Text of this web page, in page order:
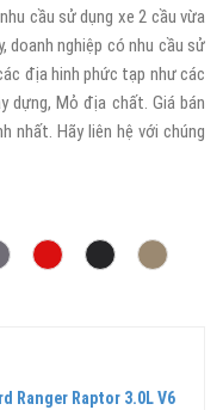
cầu sử dụng xe 2 cầu vừa
doanh nghiệp có nhu cầu sử
địa hinh phức tạp như các
dựng, Mỏ địa chất. Giá bán
nhất. Hãy liên hệ với chúng
Ranger Raptor 3.0L V6